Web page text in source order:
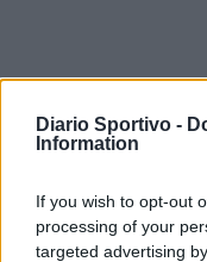
Diario Sportivo -
Information
If you wish to opt-out
processing of your
targeted advertising